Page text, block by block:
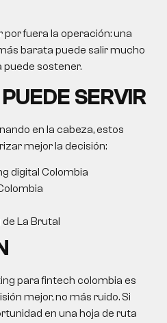
fuera la operación: una
barata puede salir mucho
puede sostener.
SERVIR
en la cabeza, estos
mejor la decisión:
digital Colombia
La Brutal
para fintech colombia es
mejor, no más ruido. Si
en una hoja de ruta